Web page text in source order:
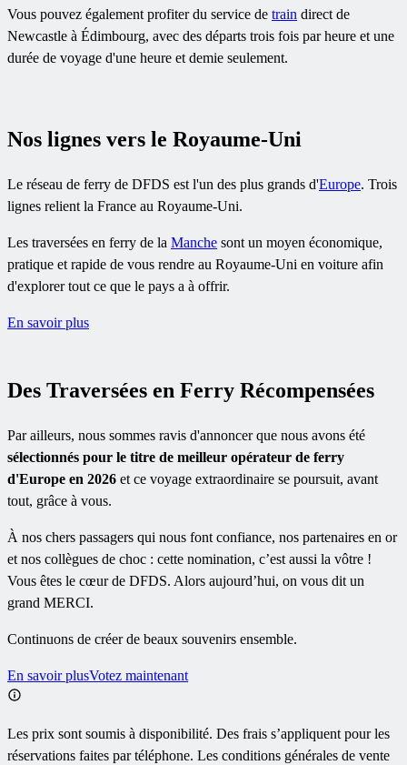
Vous pouvez également profiter du service de train direct de
Newcastle à Édimbourg, avec des départs trois fois par heure et une
durée de voyage d'une heure et demie seulement.
Nos lignes vers le Royaume-Uni
Le réseau de ferry de DFDS est l'un des plus grands d'Europe. Trois
lignes relient la France au Royaume-Uni.
Les traversées en ferry de la Manche sont un moyen économique,
pratique et rapide de vous rendre au Royaume-Uni en voiture afin
d'explorer tout ce que le pays a à offrir.
En savoir plus
Des Traversées en Ferry Récompensées
Par ailleurs, nous sommes ravis d'annoncer que nous avons été
sélectionnés pour le titre de meilleur opérateur de ferry
d'Europe en 2026 et ce voyage extraordinaire se poursuit, avant
tout, grâce à vous.
À nos chers passagers qui nous font confiance, nos partenaires en or
et nos collègues de choc : cette nomination, c’est aussi la vôtre !
Vous êtes le cœur de DFDS. Alors aujourd’hui, on vous dit un
grand MERCI.
Continuons de créer de beaux souvenirs ensemble.
En savoir plusVotez maintenant
Les prix sont soumis à disponibilité. Des frais s’appliquent pour les
réservations faites par téléphone. Les conditions générales de vente